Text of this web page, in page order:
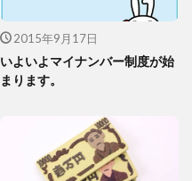
2015年9月17日
いよいよマイナンバー制度が始
まります。